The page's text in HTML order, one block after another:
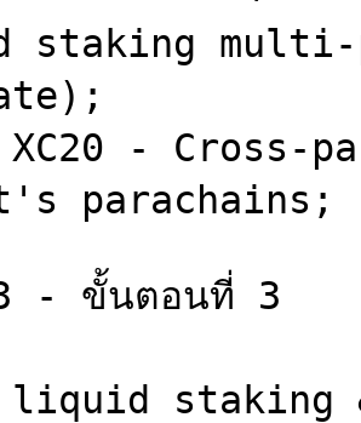
staking multi-
XC20 - Cross-
parachains;
- ขั้นตอนที่ 3
liquid